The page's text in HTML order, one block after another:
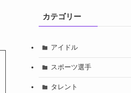
カテゴリー
アイドル
スポーツ選手
タレント